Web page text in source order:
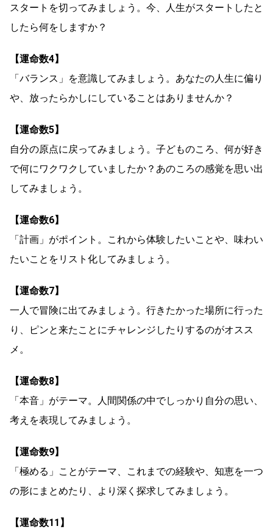
スタートを切ってみましょう。今、人生がスタートしたと
したら何をしますか？
【運命数4】
「バランス」を意識してみましょう。あなたの人生に偏り
や、放ったらかしにしていることはありませんか？
【運命数5】
自分の原点に戻ってみましょう。子どものころ、何が好き
で何にワクワクしていましたか？あのころの感覚を思い出
してみましょう。
【運命数6】
「計画」がポイント。これから体験したいことや、味わい
たいことをリスト化してみましょう。
【運命数7】
一人で冒険に出てみましょう。行きたかった場所に行った
り、ピンと来たことにチャレンジしたりするのがオスス
メ。
【運命数8】
「本音」がテーマ。人間関係の中でしっかり自分の思い、
考えを表現してみましょう。
【運命数9】
「極める」ことがテーマ、これまでの経験や、知恵を一つ
の形にまとめたり、より深く探求してみましょう。
【運命数11】